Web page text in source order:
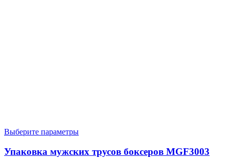
Выберите параметры
Упаковка мужских трусов боксеров MGF3003